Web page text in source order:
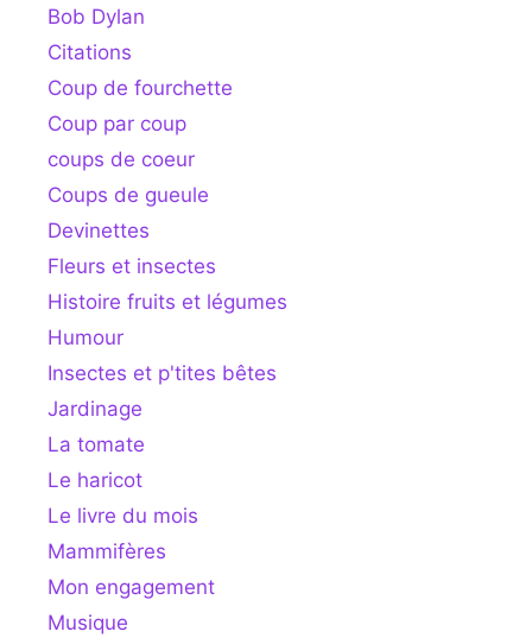
Bob Dylan
Citations
Coup de fourchette
Coup par coup
coups de coeur
Coups de gueule
Devinettes
Fleurs et insectes
Histoire fruits et légumes
Humour
Insectes et p'tites bêtes
Jardinage
La tomate
Le haricot
Le livre du mois
Mammifères
Mon engagement
Musique